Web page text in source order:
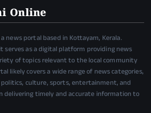
Online
news portal based in Kottayam, Kerala.
serves as a digital platform providing news
of topics relevant to the local community
likely covers a wide range of news categories,
politics, culture, sports, entertainment, and
delivering timely and accurate information to